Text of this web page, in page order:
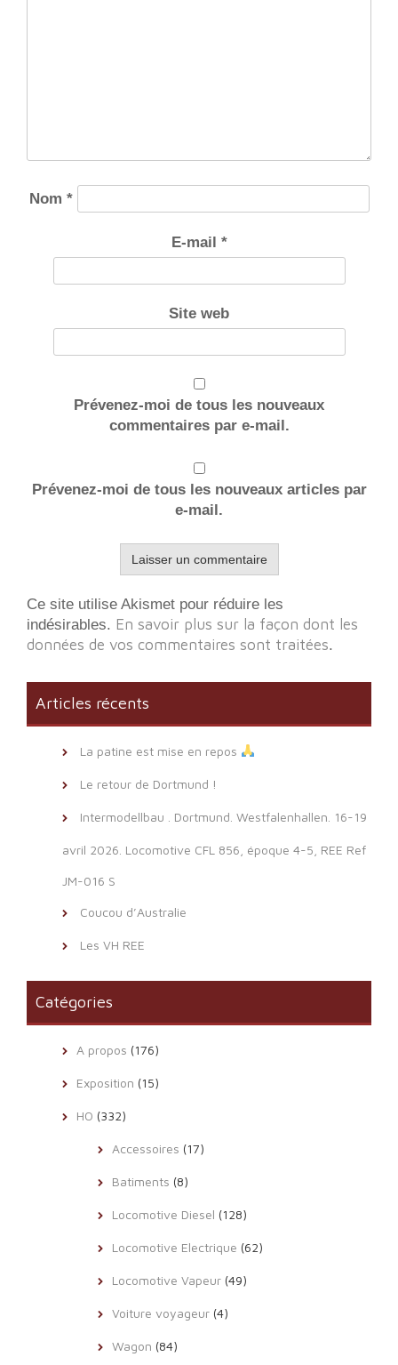
Nom *
E-mail *
Site web
Prévenez-moi de tous les nouveaux
commentaires par e-mail.
Prévenez-moi de tous les nouveaux articles par
e-mail.
Ce site utilise Akismet pour réduire les
indésirables. En savoir plus sur la façon dont les
données de vos commentaires sont traitées.
Articles récents
La patine est mise en repos
Le retour de Dortmund !
Intermodellbau . Dortmund. Westfalenhallen. 16-19
avril 2026. Locomotive CFL 856, époque 4-5, REE Ref
JM-016 S
Coucou d’Australie
Les VH REE
Catégories
A propos (176)
Exposition (15)
HO (332)
Accessoires (17)
Batiments (8)
Locomotive Diesel (128)
Locomotive Electrique (62)
Locomotive Vapeur (49)
Voiture voyageur (4)
Wagon (84)